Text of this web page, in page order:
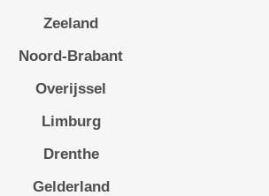
Zeeland
Noord-Brabant
Overijssel
Limburg
Drenthe
Gelderland